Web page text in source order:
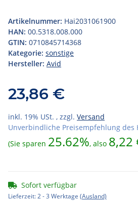
Artikelnummer: Hai2031061900
HAN: 00.5318.008.000
GTIN: 0710845714368
Kategorie: sonstige
Hersteller: Avid
23,86 €
inkl. 19% USt. , zzgl. Versand
Unverbindliche Preisempfehlung des
(Sie sparen 25.62%, also 8,22
Sofort verfügbar
Lieferzeit:2 - 3 Werktage (Ausland)